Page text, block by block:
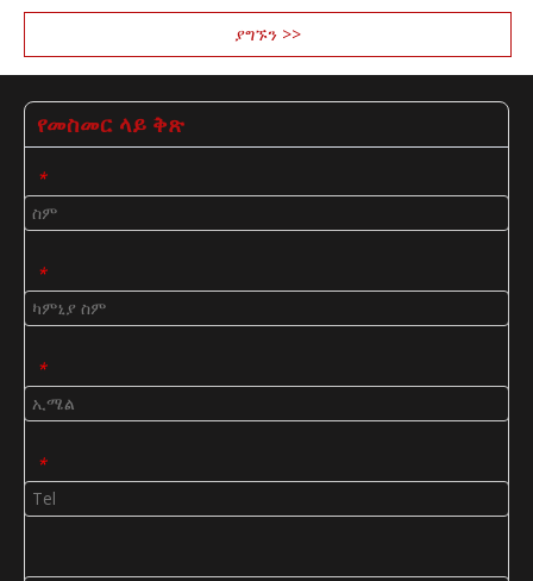
ያግኙን >>
የመስመር ላይ ቅጽ
*
*
*
*